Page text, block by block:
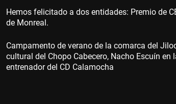
Hemos felicitado a dos entidades: Premio de
de Monreal.
Campamento de verano de la comarca del
cultural del Chopo Cabecero, Nacho Escuín
entrenador del CD Calamocha